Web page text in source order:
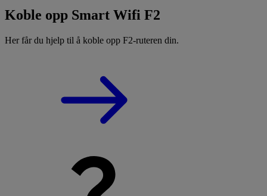
Koble opp Smart Wifi F2
Her får du hjelp til å koble opp F2-ruteren din.